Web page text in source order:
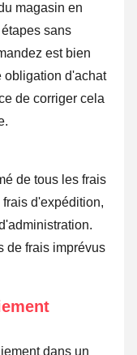
magasin en
sans
est bien
obligation d'achat
de corriger cela
de tous les frais
d'expédition,
de frais imprévus
dans un